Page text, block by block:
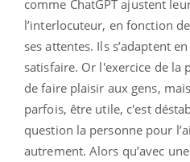
comme ChatGPT ajustent
l’interlocuteur, en fonction
ses attentes. Ils s’adaptent
satisfaire. Or l'exercice de la
de faire plaisir aux gens,
parfois, être utile, c'est
question la personne pour
autrement. Alors qu’avec